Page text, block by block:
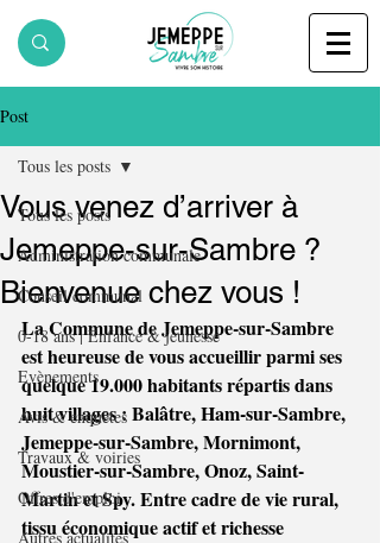
Post
Tous les posts
Administration communale
Conseil communal
0-18 ans | Enfance & jeunesse
Evènements
Avis & enquêtes
Travaux & voiries
Offres d'emploi
Autres actualités
Tous les posts
Vous venez d’arriver à
Jemeppe-sur-Sambre ?
Bienvenue chez vous !
La Commune de Jemeppe-sur-Sambre
est heureuse de vous accueillir parmi ses
quelque 19.000 habitants répartis dans
huit villages : Balâtre, Ham-sur-Sambre,
Jemeppe-sur-Sambre, Mornimont,
Moustier-sur-Sambre, Onoz, Saint-
Martin et Spy. Entre cadre de vie rural,
tissu économique actif et richesse